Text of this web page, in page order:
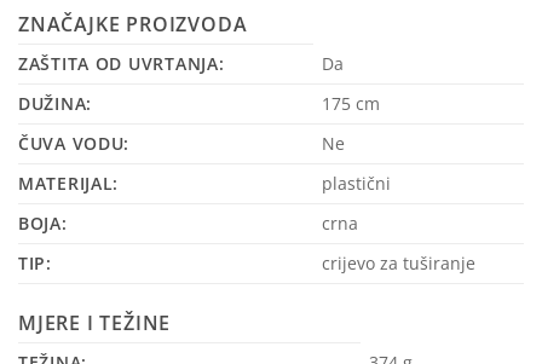
ZNAČAJKE PROIZVODA
ZAŠTITA OD UVRTANJA:
Da
DUŽINA:
175 cm
ČUVA VODU:
Ne
MATERIJAL:
plastični
BOJA:
crna
TIP:
crijevo za tuširanje
MJERE I TEŽINE